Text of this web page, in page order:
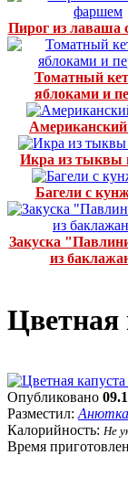
Пирог из лаваша
Томатный
яблоками и
Американский
Икра из тыквы
Багели с
Закуска
из
Цветная
Опубликовано
Разместил:
Калорийность: Не
Время